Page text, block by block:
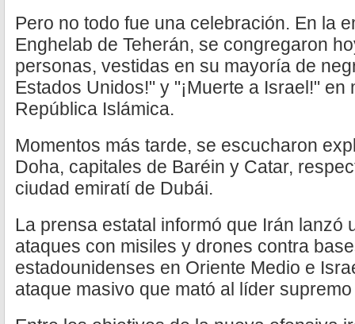
Pero no todo fue una celebración. En la
Enghelab de Teherán, se congregaron
personas, vestidas en su mayoría de
Estados Unidos!" y "¡Muerte a Israel!"
República Islámica.
Momentos más tarde, se escucharon
Doha, capitales de Baréin y Catar,
ciudad emiratí de Dubái.
La prensa estatal informó que Irán lanzó
ataques con misiles y drones contra
estadounidenses en Oriente Medio e
ataque masivo que mató al líder